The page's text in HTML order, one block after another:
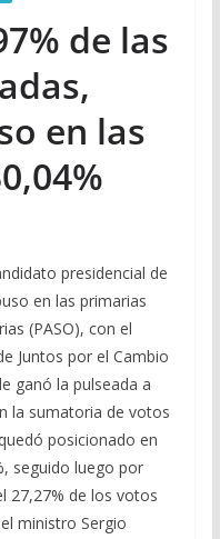
de las
en las
presidencial de
en las primarias
(PASO), con el
Juntos por el Cambio
ganó la pulseada a
la sumatoria de votos
posicionado en
seguido luego por
27,27% de los votos
ministro Sergio